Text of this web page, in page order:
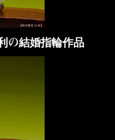
の結婚指輪作品